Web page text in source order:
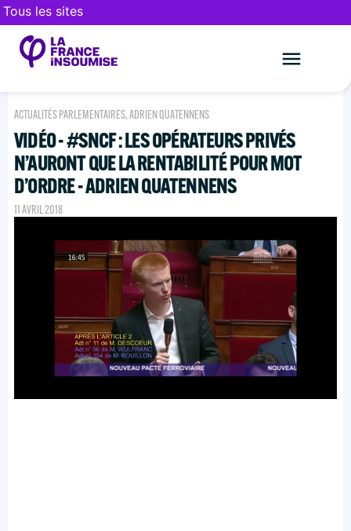
Tous les sites
ACTUALITÉS PARLEMENTAIRES,ADRIEN QUATENNENS
VIDÉO - #SNCF : LES OPÉRATEURS PRIVÉS
N’AURONT QUE LA RENTABILITÉ POUR MOT
D’ORDRE - ADRIEN QUATENNENS
11 AVRIL 2018